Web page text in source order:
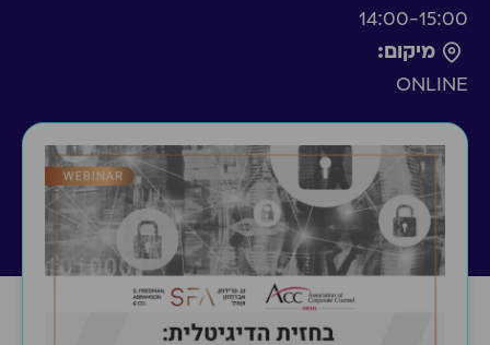
14:00-15:00
מיקום:
ONLINE